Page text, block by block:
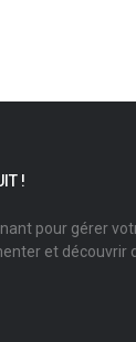
!
pour gérer
et découvrir